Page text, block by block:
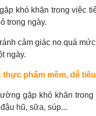
khó khăn trong việc
trong ngày.
cảm giác no quá
ngày.
thực phẩm mềm, dễ tiêu
gặp khó khăn
hũ, sữa, súp...